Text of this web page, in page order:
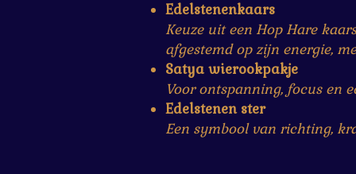
Edelstenenkaars
Keuze uit een Hop Hare
afgestemd op zijn energie,
Satya wierookpakje
Voor ontspanning, focus en
Edelstenen ster
Een symbool van richting,